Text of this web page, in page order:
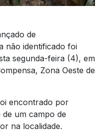
de
não identificado foi
segunda-feira (4), em
Zona Oeste de
encontrado por
um campo de
na localidade.